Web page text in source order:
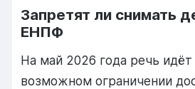
Запретят ли снимать
ЕНПФ
На май 2026 года речь идёт
возможном ограничении